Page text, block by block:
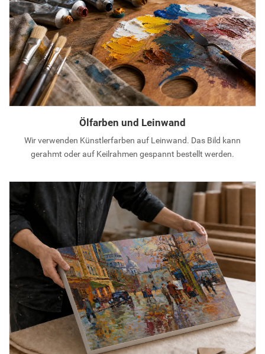
Ölfarben und Leinwand
Wir verwenden Künstlerfarben auf Leinwand. Das Bild kann
gerahmt oder auf Keilrahmen gespannt bestellt werden.